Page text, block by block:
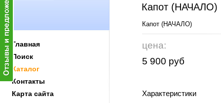
Главная
Поиск
Каталог
Контакты
Карта сайта
Капот (НАЧАЛО)
Капот
цена:
5 900 руб
Характеристики